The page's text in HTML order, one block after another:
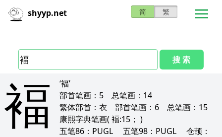
shyyp.net 简 繁
搜 索
褔
‘褔’
部首笔画： 5 总笔画： 14
繁体部首： 衣 部首笔画： 6 总笔画： 15
康熙字典笔画( 褔:15； )
五笔86： PUGL 五笔98： PUGL 仓颉：